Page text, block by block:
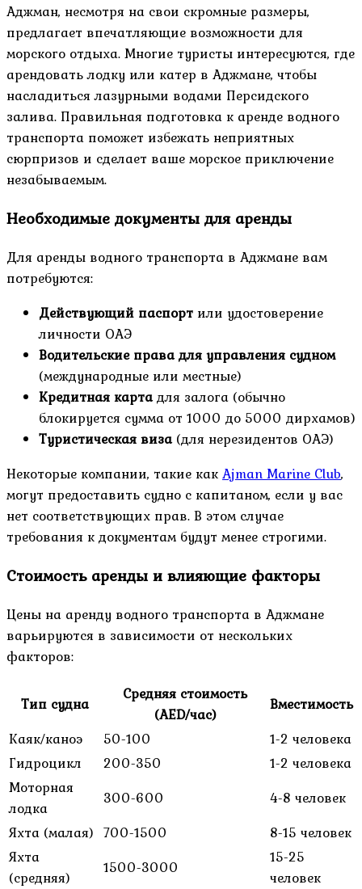
Аджман, несмотря на свои скромные размеры,
предлагает впечатляющие возможности для
морского отдыха. Многие туристы интересуются, где
арендовать лодку или катер в Аджмане, чтобы
насладиться лазурными водами Персидского
залива. Правильная подготовка к аренде водного
транспорта поможет избежать неприятных
сюрпризов и сделает ваше морское приключение
незабываемым.
Необходимые документы для аренды
Для аренды водного транспорта в Аджмане вам
потребуются:
Действующий паспорт или удостоверение
личности ОАЭ
Водительские права для управления судном
(международные или местные)
Кредитная картадля залога (обычно
блокируется сумма от 1000 до 5000 дирхамов)
Туристическая виза(для нерезидентов ОАЭ)
Некоторые компании, такие какAjman Marine Club,
могут предоставить судно с капитаном, если у вас
нет соответствующих прав. В этом случае
требования к документам будут менее строгими.
Стоимость аренды и влияющие факторы
Цены на аренду водного транспорта в Аджмане
варьируются в зависимости от нескольких
факторов:
Тип судна
Средняя стоимость
(AED/час)
Вместимость
Каяк/каноэ
50-100
1-2 человека
Гидроцикл
200-350
1-2 человека
Моторная
лодка
300-600
4-8 человек
Яхта (малая) 700-1500
8-15 человек
Яхта
(средняя)
1500-3000
15-25
человек